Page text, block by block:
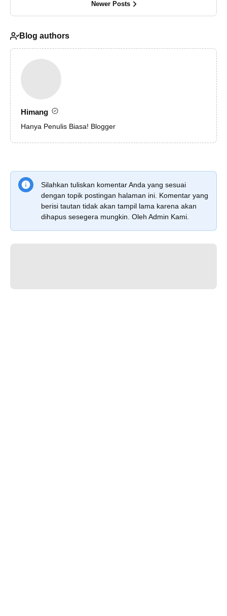
Newer Posts
Blog authors
Himang
Hanya Penulis Biasa! Blogger
Silahkan tuliskan komentar Anda yang sesuai
dengan topik postingan halaman ini. Komentar yang
berisi tautan tidak akan tampil lama karena akan
dihapus sesegera mungkin. Oleh Admin Kami.